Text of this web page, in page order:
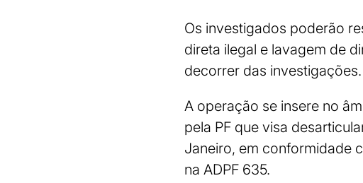
Os investigados poderão
direta ilegal e lavagem de
decorrer das investigações.
A operação se insere no
pela PF que visa
Janeiro, em conformidade
na ADPF 635.